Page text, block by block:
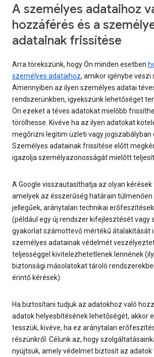
A személyes adataihoz
hozzáférés és a
adatainak frissítése
Arra törekszünk, hogy Ön minden esetben
személyes adataihoz, amikor igénybe
Amennyiben az ilyen személyes adatai
rendszerünkben, igyekszünk lehetőséget
Ön ezeket a téves adatokat mielőbb
törölhesse. Kivéve ha az ilyen adatokat
megőrizni legitim üzleti vagy jogszabályban
Személyes adatainak frissítése előtt
igazolja személyazonosságát mielőtt
A Google visszautasíthatja az olyan
amelyek az ésszerűség határain
jellegűek, aránytalan technikai
(például egy új rendszer kifejlesztését vagy
gyakorlat számottevő mértékű átalakítását
személyes adatainak védelmét
teljességgel kivitelezhetetlenek lennének
biztonsági másolatokat tároló
érintő kérések).
Ha biztosítani tudjuk az adatokhoz való
adatok helyesbítésének lehetőségét, akkor
tesszük, kivéve, ha ez aránytalan
részünkről. Célunk az, hogy
nyújtsuk, amely védelmet biztosít az